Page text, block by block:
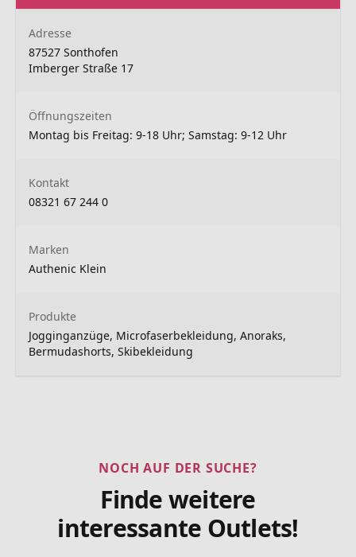
Adresse
87527 Sonthofen
Imberger Straße 17
Öffnungszeiten
Montag bis Freitag: 9-18 Uhr; Samstag: 9-12 Uhr
Kontakt
08321 67 244 0
Marken
Authenic Klein
Produkte
Jogginganzüge, Microfaserbekleidung, Anoraks,
Bermudashorts, Skibekleidung
NOCH AUF DER SUCHE?
Finde weitere
interessante Outlets!